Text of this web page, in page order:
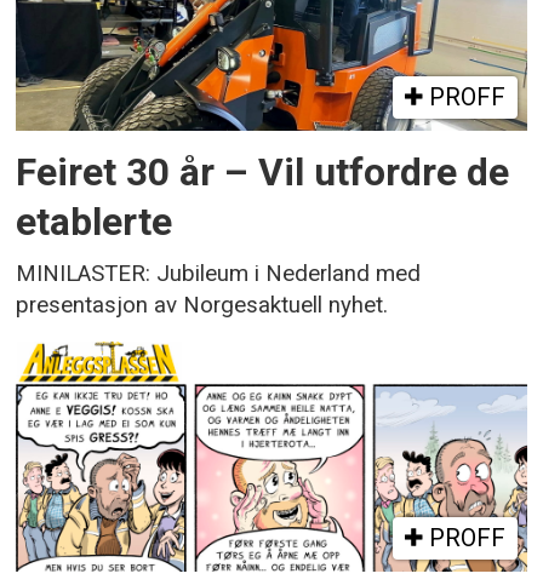
PROFF
Feiret 30 år – Vil utfordre de
etablerte
MINILASTER: Jubileum i Nederland med
presentasjon av Norgesaktuell nyhet.
PROFF